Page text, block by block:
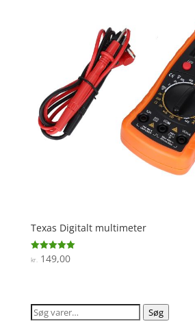
Texas Digitalt multimeter
Vurderet
5
kr.149,00
Søg
Søg